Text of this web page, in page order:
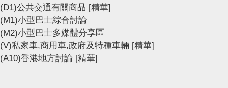
(D1)公共交通有關商品 [精華]
(M1)小型巴士綜合討論
(M2)小型巴士多媒體分享區
(V)私家車,商用車,政府及特種車輛 [精華]
(A10)香港地方討論 [精華]